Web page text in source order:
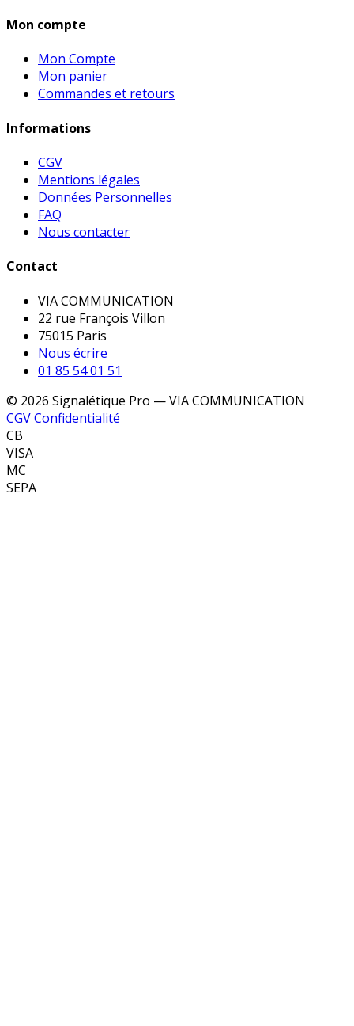
Mon compte
Mon Compte
Mon panier
Commandes et retours
Informations
CGV
Mentions légales
Données Personnelles
FAQ
Nous contacter
Contact
VIA COMMUNICATION
22 rue François Villon
75015 Paris
Nous écrire
01 85 54 01 51
© 2026 Signalétique Pro — VIA COMMUNICATION
CGVConfidentialité
CB
VISA
MC
SEPA